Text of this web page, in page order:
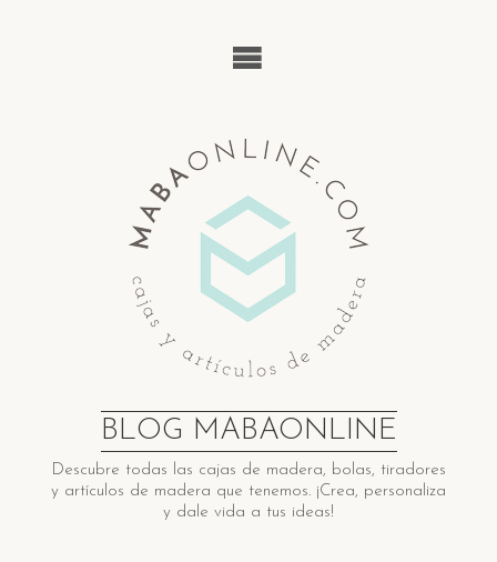
BLOG MABAONLINE
Descubre ​t​odas las cajas de madera​, bolas, tiradores
y artículos de madera ​q​ue tenemos. ¡Crea, personaliza
y dale vida a tus ideas!